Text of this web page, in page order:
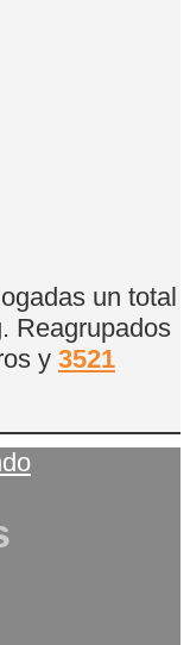
un total
Reagrupados
y 3521